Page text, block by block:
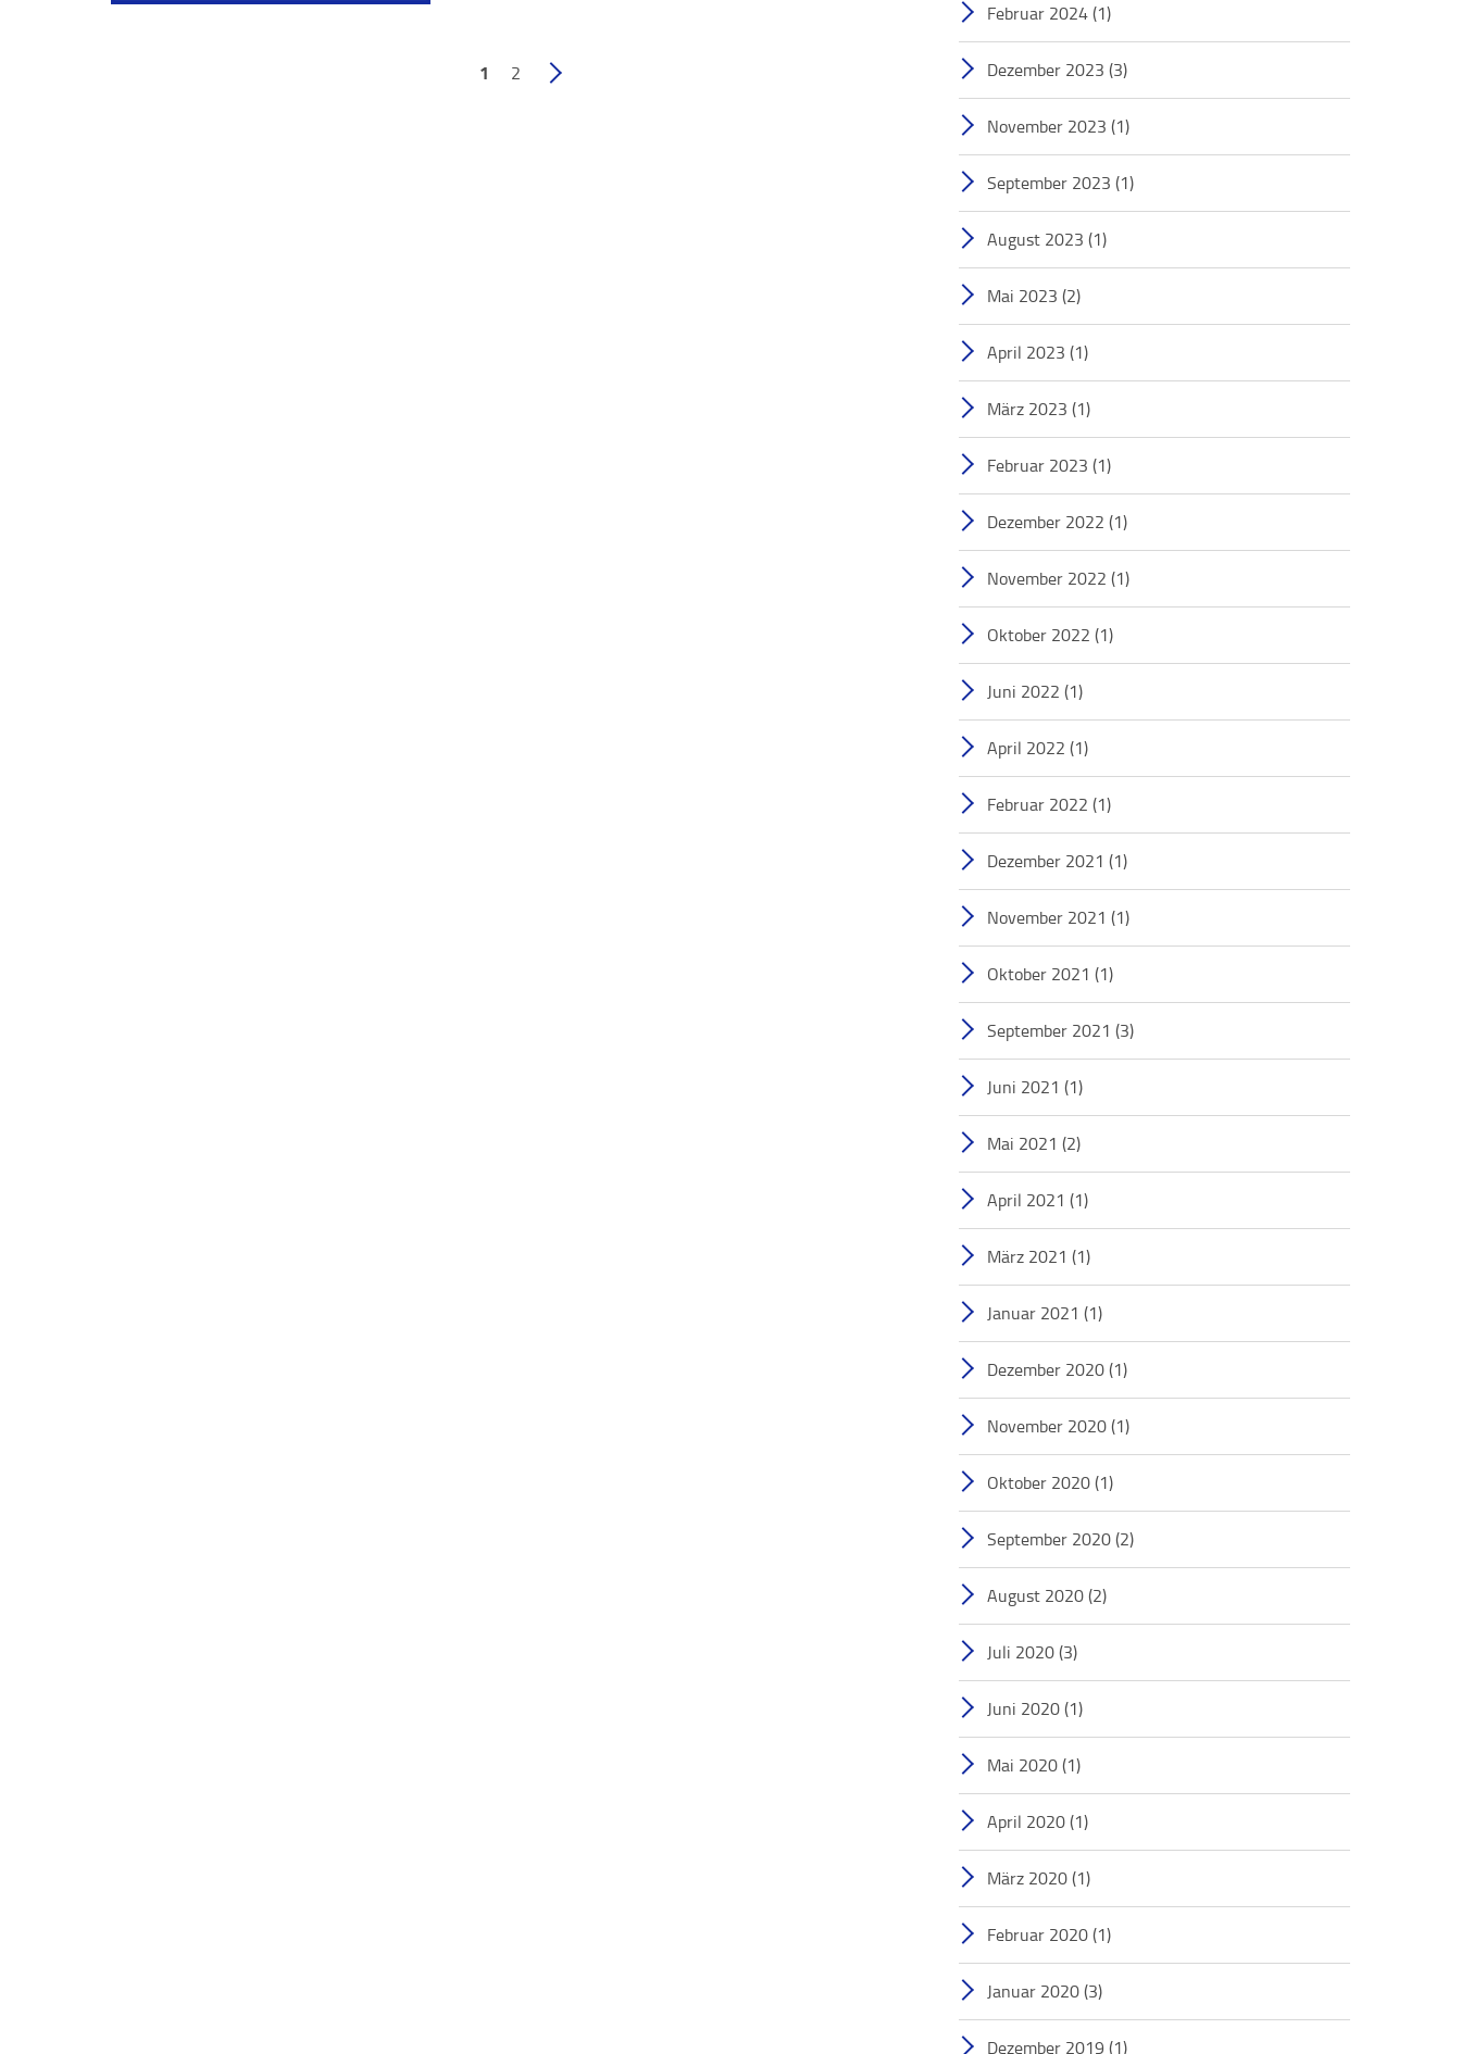
1 2
Februar 2024(1)
Dezember 2023(3)
November 2023(1)
September 2023(1)
August 2023(1)
Mai 2023(2)
April 2023(1)
März 2023(1)
Februar 2023(1)
Dezember 2022(1)
November 2022(1)
Oktober 2022(1)
Juni 2022(1)
April 2022(1)
Februar 2022(1)
Dezember 2021(1)
November 2021(1)
Oktober 2021(1)
September 2021(3)
Juni 2021(1)
Mai 2021(2)
April 2021(1)
März 2021(1)
Januar 2021(1)
Dezember 2020(1)
November 2020(1)
Oktober 2020(1)
September 2020(2)
August 2020(2)
Juli 2020(3)
Juni 2020(1)
Mai 2020(1)
April 2020(1)
März 2020(1)
Februar 2020(1)
Januar 2020(3)
Dezember 2019(1)